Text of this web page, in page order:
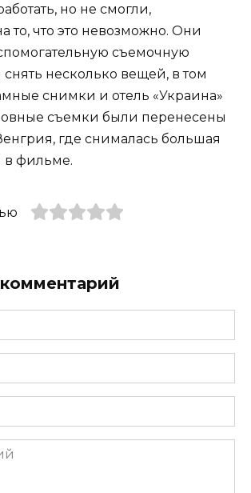
но не смогли,
то, что это невозможно. Они
съемочную
снять несколько вещей, в том
снимки и отель «Украина»
съемки были перенесены
где снималась большая
в фильме.